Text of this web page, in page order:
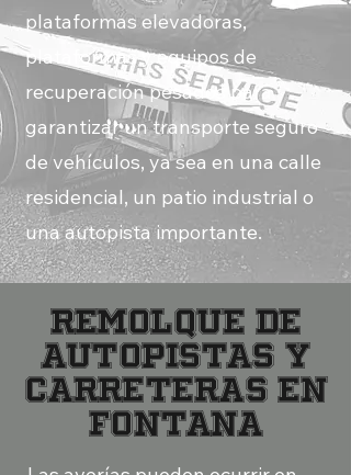
plataformas elevadoras,
plataformas y equipos de
recuperación pesados para
garantizar un transporte seguro
de vehículos, ya sea en una calle
residencial, un patio industrial o
una autopista importante.
Remolque de
autopistas y
carreteras en
Fontana